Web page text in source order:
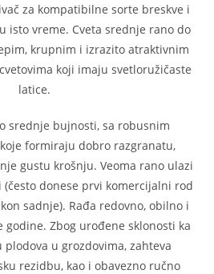
za kompatibilne sorte breskve i
isto vreme. Cveta srednje rano do
krupnim i izrazito atraktivnim
koji imaju svetloružičaste
latice.
srednje bujnosti, sa robusnim
formiraju dobro razgranatu,
gustu krošnju. Veoma rano ulazi
donese prvi komercijalni rod
sadnje). Rađa redovno, obilno i
godine. Zbog urođene sklonosti ka
u grozdovima, zahteva
rezidbu, kao i obavezno ručno